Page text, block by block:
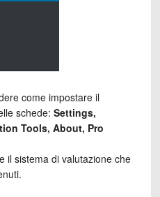
come impostare il
schede: Settings,
Tools, About, Pro
il sistema di valutazione che